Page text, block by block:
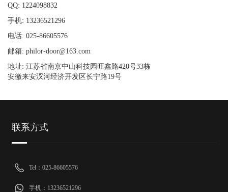
QQ: 1224098832
手机: 13236521296
电话: 025-86605576
邮箱: philor-door@163.com
地址: 江苏省南京中山科技园旺鑫路420号33栋
安徽来安汊河经济开发区长宁路19号
联系方式
Tel：025-86605576
手机：13236521296